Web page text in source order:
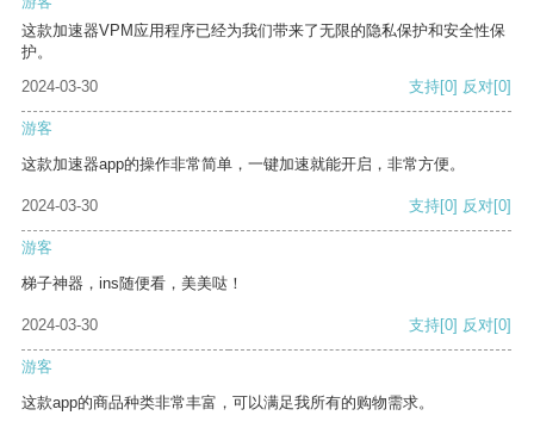
这款加速器VPM应用程序已经为我们带来了无限的隐私保护和安全性保
护。
2024-03-30
支持[0] 反对[0]
游客
这款加速器app的操作非常简单，一键加速就能开启，非常方便。
2024-03-30 支持[0] 反对[0]
游客
梯子神器，ins随便看，美美哒！
2024-03-30 支持[0] 反对[0]
游客
这款app的商品种类非常丰富，可以满足我所有的购物需求。